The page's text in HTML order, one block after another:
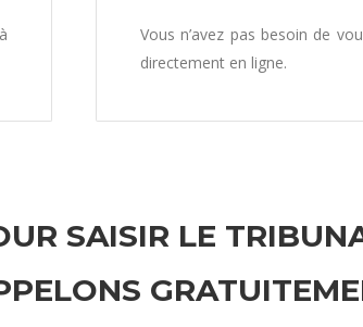
Vous n’avez pas besoin de
directement en ligne.
SAISIR LE